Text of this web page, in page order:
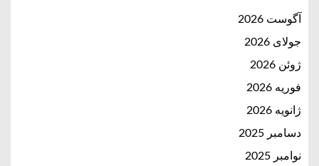
آگوست 2026
جولای 2026
ژوئن 2026
فوریه 2026
ژانویه 2026
دسامبر 2025
نوامبر 2025